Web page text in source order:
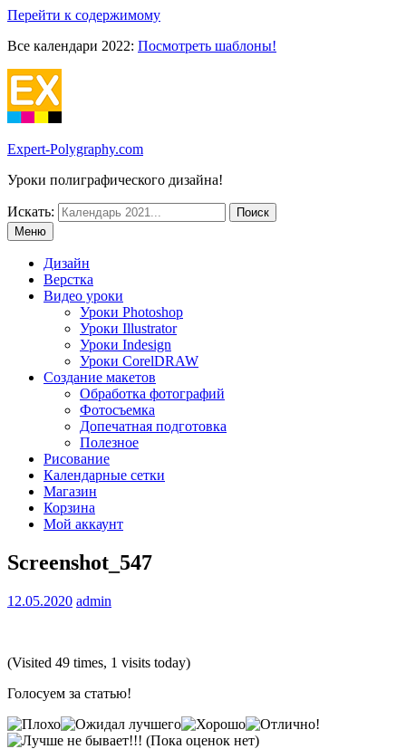
Перейти к содержимому
Все календари 2022: Посмотреть шаблоны!
Expert-Polygraphy.com
Уроки полиграфического дизайна!
Искать:
Меню
Дизайн
Верстка
Видео уроки
Уроки Photoshop
Уроки Illustrator
Уроки Indesign
Уроки CorelDRAW
Создание макетов
Обработка фотографий
Фотосъемка
Допечатная подготовка
Полезное
Рисование
Календарные сетки
Магазин
Корзина
Мой аккаунт
Screenshot_547
12.05.2020 admin
(Visited 49 times, 1 visits today)
Голосуем за статью!
(Пока оценок нет)